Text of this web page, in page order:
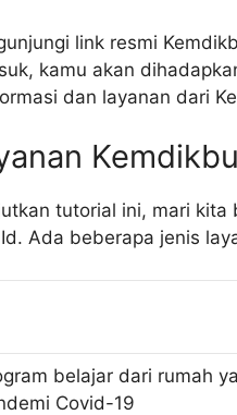
link resmi
kamu akan
dan layanan dari
tutorial ini, mari
Ada beberapa jenis
belajar dari rumah
Covid-19